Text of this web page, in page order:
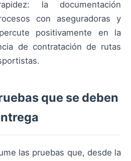
la documentación
con aseguradoras y
positivamente en la
de contratación de rutas
que se deben
las pruebas que, desde la